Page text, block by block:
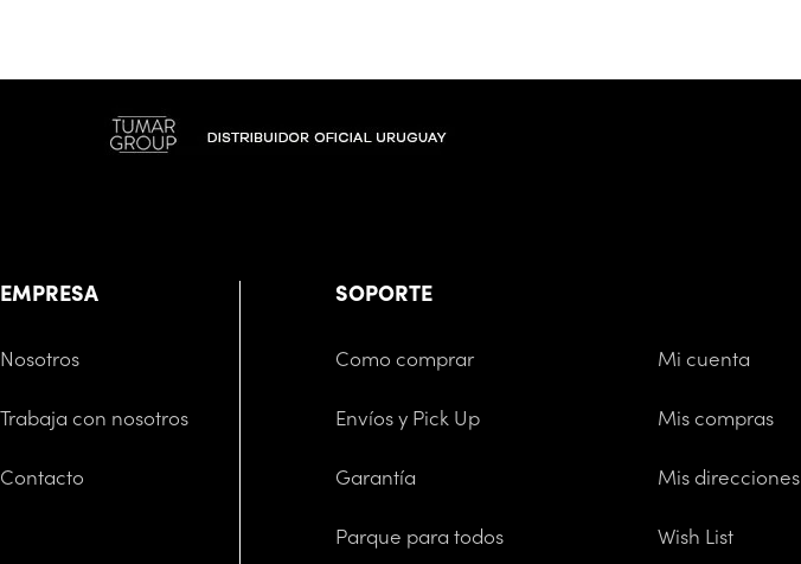
EMPRESA
Nosotros
Trabaja con nosotros
Contacto
SOPORTE
Como comprar
Envíos y Pick Up
Garantía
Parque para todos
Mi cuenta
Mis compras
Mis direcciones
Wish List